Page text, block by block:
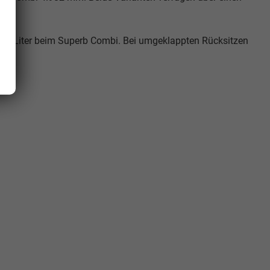
Liter beim Superb Combi. Bei umgeklappten Rücksitzen